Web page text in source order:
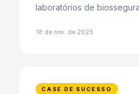
laboratórios de
18 de nov. de 2025
CASE DE SUCESSO